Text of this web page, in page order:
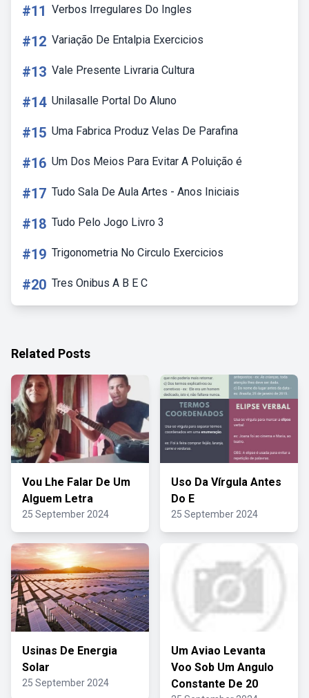
#11 Verbos Irregulares Do Ingles
#12 Variação De Entalpia Exercicios
#13 Vale Presente Livraria Cultura
#14 Unilasalle Portal Do Aluno
#15 Uma Fabrica Produz Velas De Parafina
#16 Um Dos Meios Para Evitar A Poluição é
#17 Tudo Sala De Aula Artes - Anos Iniciais
#18 Tudo Pelo Jogo Livro 3
#19 Trigonometria No Circulo Exercicios
#20 Tres Onibus A B E C
Related Posts
Vou Lhe Falar De Um
Alguem Letra
25 September 2024
Uso Da Vírgula Antes
Do E
25 September 2024
Usinas De Energia
Solar
25 September 2024
Um Aviao Levanta
Voo Sob Um Angulo
Constante De 20